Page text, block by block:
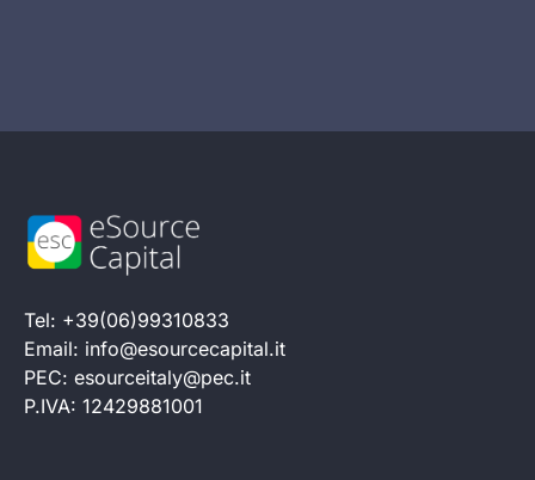
Tel: +39(06)99310833
Email: info@esourcecapital.it
PEC: esourceitaly@pec.it
P.IVA: 12429881001